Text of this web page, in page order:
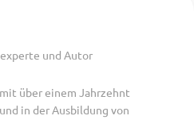
und Autor
über einem Jahrzehnt
in der Ausbildung von